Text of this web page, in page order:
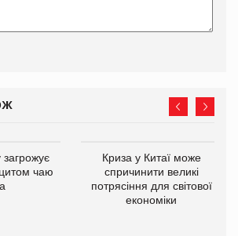
загрожує
чаю
Криза у Китаї може
спричинити великі
потрясіння для світової
економіки